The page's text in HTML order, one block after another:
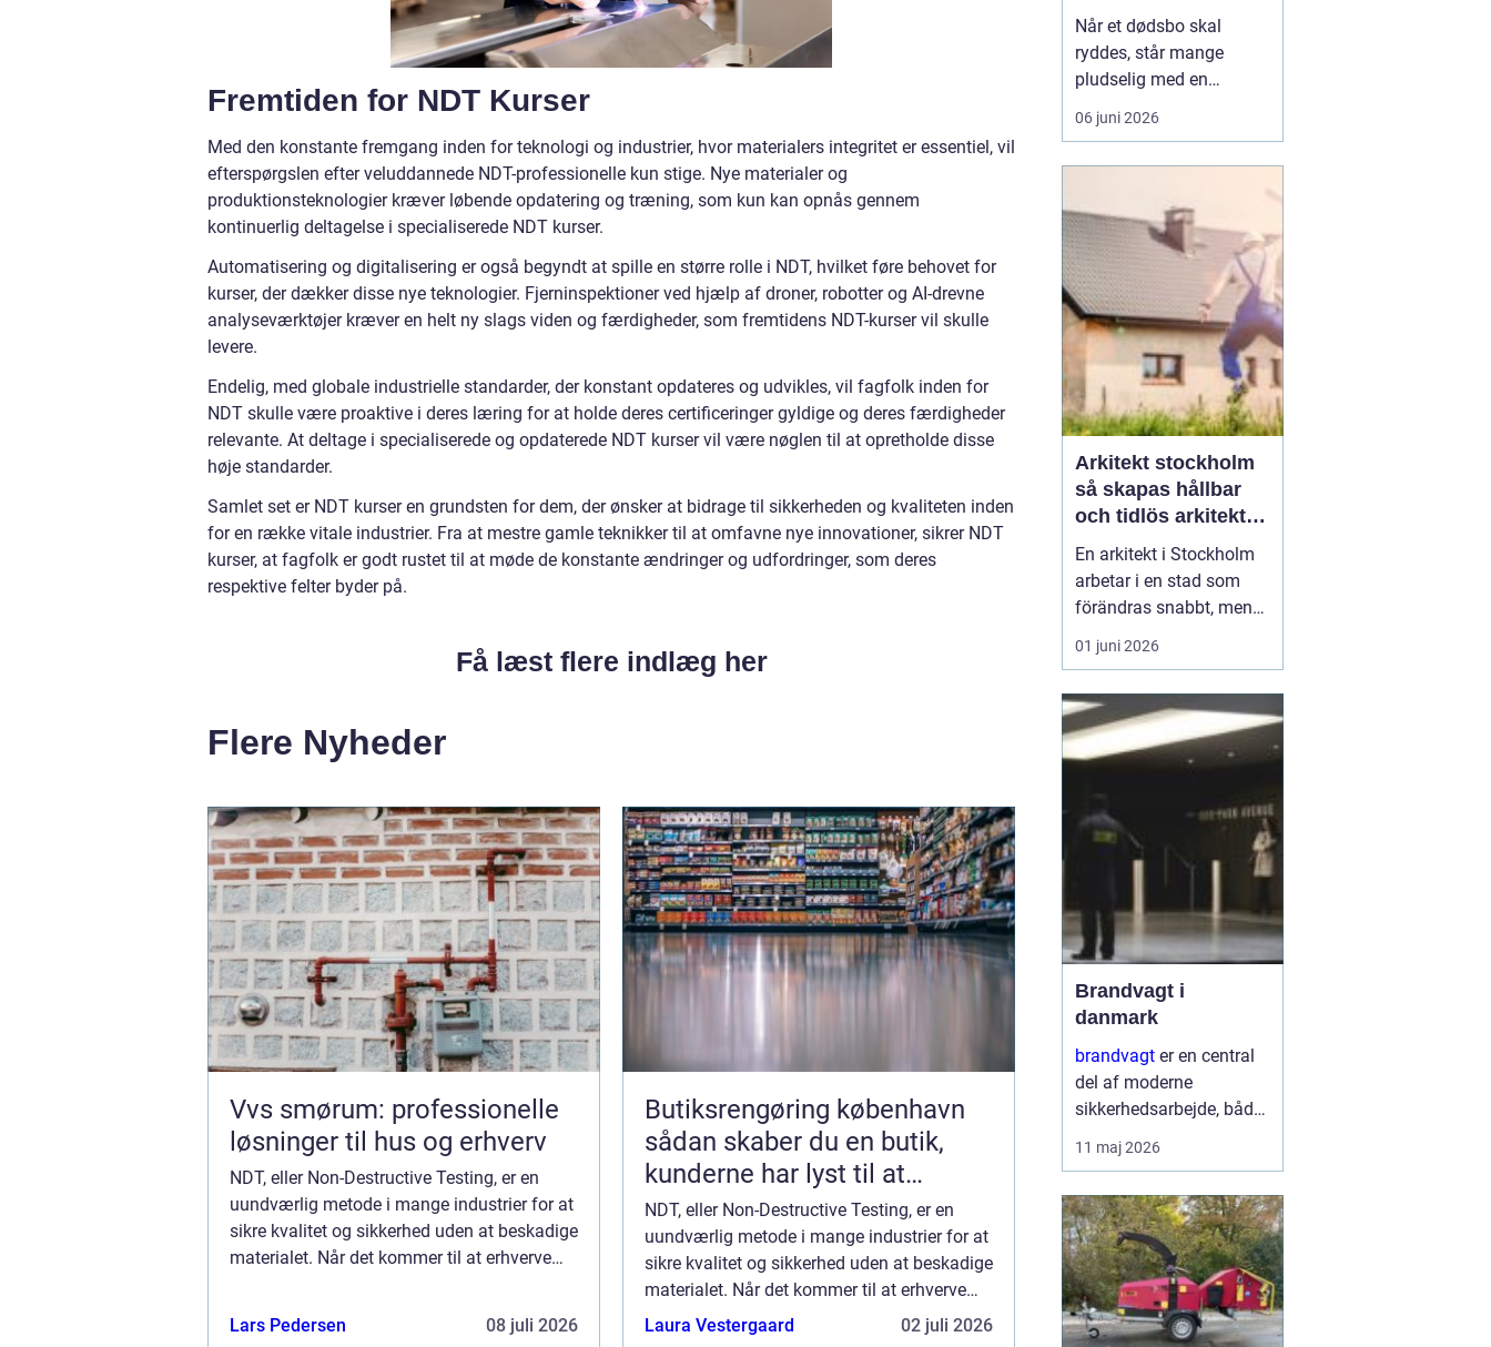
Fremtiden for NDT Kurser
Med den konstante fremgang inden for teknologi og industrier, hvor materialers integritet er essentiel, vil
efterspørgslen efter veluddannede NDT-professionelle kun stige. Nye materialer og
produktionsteknologier kræver løbende opdatering og træning, som kun kan opnås gennem
kontinuerlig deltagelse i specialiserede NDT kurser.
Automatisering og digitalisering er også begyndt at spille en større rolle i NDT, hvilket føre behovet for
kurser, der dækker disse nye teknologier. Fjerninspektioner ved hjælp af droner, robotter og AI-drevne
analyseværktøjer kræver en helt ny slags viden og færdigheder, som fremtidens NDT-kurser vil skulle
levere.
Endelig, med globale industrielle standarder, der konstant opdateres og udvikles, vil fagfolk inden for
NDT skulle være proaktive i deres læring for at holde deres certificeringer gyldige og deres færdigheder
relevante. At deltage i specialiserede og opdaterede NDT kurser vil være nøglen til at opretholde disse
høje standarder.
Samlet set er NDT kurser en grundsten for dem, der ønsker at bidrage til sikkerheden og kvaliteten inden
for en række vitale industrier. Fra at mestre gamle teknikker til at omfavne nye innovationer, sikrer NDT
kurser, at fagfolk er godt rustet til at møde de konstante ændringer og udfordringer, som deres
respektive felter byder på.
Få læst flere indlæg her
Flere Nyheder
Vvs smørum: professionelle
løsninger til hus og erhverv
NDT, eller Non-Destructive Testing, er en
uundværlig metode i mange industrier for at
sikre kvalitet og sikkerhed uden at beskadige
materialet. Når det kommer til at erhverve
Lars Pedersen 08 juli 2026
Butiksrengøring københavn
sådan skaber du en butik,
kunderne har lyst til at
komme tilbage til
NDT, eller Non-Destructive Testing, er en
uundværlig metode i mange industrier for at
sikre kvalitet og sikkerhed uden at beskadige
materialet. Når det kommer til at erhverve
kompetencerne inden for NDT, er kurser
Laura Vestergaard 02 juli 2026
forløb
Når et dødsbo skal
ryddes, står mange
pludselig med en
praktisk og
følelsesmæssig opgave
rummer minder, og
samtidig er der
tidsfrister, økonomi og
måske uenighed i
familien. Her kan en
professionel løsn...
06 juni 2026
Arkitekt stockholm
så skapas hållbar
och tidlös arkitektur
i huvudstaden
En arkitekt i Stockholm
arbetar i en stad som
förändras snabbt, men
också präglas av starka
historiska lager. Det gör
spännande. När en
privatperson,
fastighetsägare eller
arkitekt i Stockholm
handlar upp...
01 juni 2026
Brandvagt i
danmark
brandvagt er en central
del af moderne
sikkerhedsarbejde, både
på byggepladser, ved
events og i virksomheder
brandrisiko. En
professionel ordning
med brandvagt handler
ikke kun...
11 maj 2026